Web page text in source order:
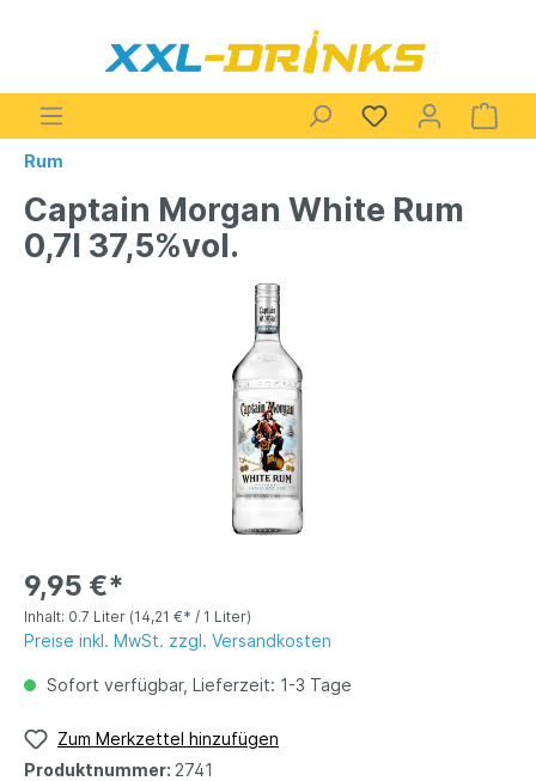
Rum
Captain Morgan White Rum
0,7l 37,5%vol.
9,95 €*
Inhalt: 0.7 Liter (14,21 €* / 1 Liter)
Preise inkl. MwSt. zzgl. Versandkosten
Sofort verfügbar, Lieferzeit: 1-3 Tage
Zum Merkzettel hinzufügen
Produktnummer: 2741